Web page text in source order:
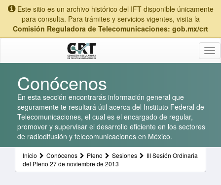
Este sitio es un archivo histórico del IFT disponible únicamente
para consulta. Para trámites y servicios vigentes, visita la
Comisión Reguladora de Telecomunicaciones: gob.mx/crt
Conócenos
En esta sección encontrarás información general que
seguramente te resultará útil acerca del Instituto Federal de
Telecomunicaciones, el cual es el encargado de regular,
promover y supervisar el desarrollo eficiente en los sectores
de radiodifusión y telecomunicaciones en México.
Inicio Conócenos Pleno Sesiones
III Sesión Ordinaria
del Pleno 27 de noviembre de 2013